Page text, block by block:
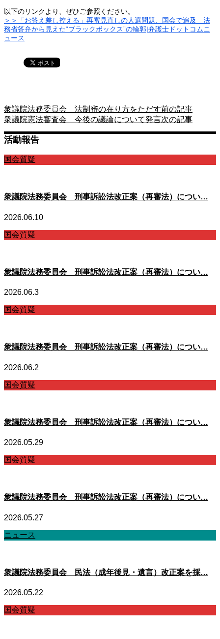
以下のリンクより、ぜひご参照ください。
＞＞「お答え差し控える」再審見直しの人選問題、国会で追及 法
務省答弁から見えた“ブラックボックス”の輪郭|弁護士ドットコムニ
ュース
衆議院法務委員会 法制審の在り方をただす前の記事
衆議院憲法審査会 今後の議論について発言次の記事
活動報告
国会質疑
衆議院法務委員会 刑事訴訟法改正案（再審法）につい…
2026.06.10
国会質疑
衆議院法務委員会 刑事訴訟法改正案（再審法）につい…
2026.06.3
国会質疑
衆議院法務委員会 刑事訴訟法改正案（再審法）につい…
2026.06.2
国会質疑
衆議院法務委員会 刑事訴訟法改正案（再審法）につい…
2026.05.29
国会質疑
衆議院法務委員会 刑事訴訟法改正案（再審法）につい…
2026.05.27
ニュース
衆議院法務委員会 民法（成年後見・遺言）改正案を採…
2026.05.22
国会質疑